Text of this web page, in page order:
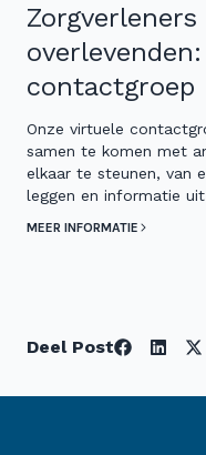
contactgroep
Onze virtuele
samen te komen met
elkaar te steunen, van
leggen en informatie
MEER INFORMATIE
Deel Post